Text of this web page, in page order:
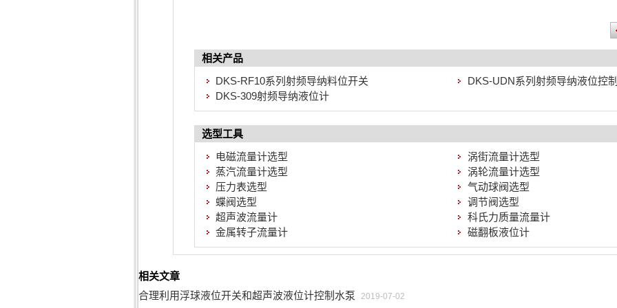
相关产品
DKS-RF10系列射频导纳料位开关
DKS-UDN系列射频导纳液位控
DKS-309射频导纳液位计
选型工具
电磁流量计选型
涡街流量计选型
蒸汽流量计选型
涡轮流量计选型
压力表选型
气动球阀选型
蝶阀选型
调节阀选型
超声波流量计
科氏力质量流量计
金属转子流量计
磁翻板液位计
相关文章
合理利用浮球液位开关和超声波液位计控制水泵
2019-07-02